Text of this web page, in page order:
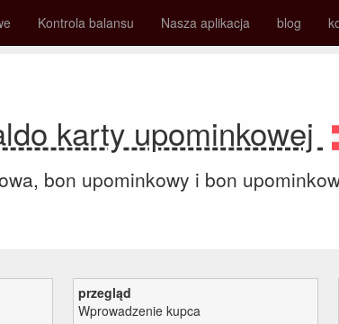
Kontrola balansu Nasza aplikacja blog
karty upominkowej
bon upominkowy i bon
przegląd
Wprowadzenie kupca